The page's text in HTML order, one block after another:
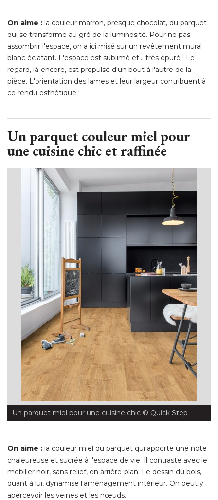
On aime : la couleur marron, presque chocolat, du parquet
qui se transforme au gré de la luminosité. Pour ne pas
assombrir l'espace, on a ici misé sur un revêtement mural
blanc éclatant. L'espace est sublimé et... très épuré ! Le
regard, là-encore, est propulsé d'un bout à l'autre de la
pièce. L'orientation des lames et leur largeur contribuent à
ce rendu esthétique !
Un parquet couleur miel pour
une cuisine chic et raffinée
Un parquet miel pour une cuisine chic © Quick Step
On aime : la couleur miel du parquet qui apporte une note
chaleureuse et sucrée à l'espace de vie. Il contraste avec le
mobilier noir, sans relief, en arrière-plan. Le dessin du bois,
quant à lui, dynamise l'aménagement intérieur. On peut y
apercevoir les veines et les nœuds.